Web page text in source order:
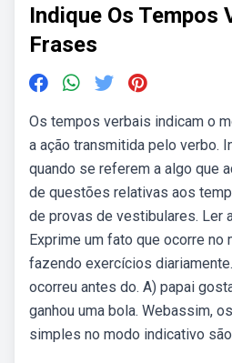
Indique Os Tempos
Frases
Os tempos verbais indicam o
a ação transmitida pelo verbo.
quando se referem a algo que
de questões relativas aos
de provas de vestibulares. Ler
Exprime um fato que ocorre no
fazendo exercícios
ocorreu antes do. A) papai
ganhou uma bola. Webassim,
simples no modo indicativo